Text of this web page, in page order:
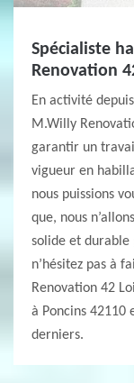
Spécialiste
Renovation
En activité
M.Willy
garantir un
vigueur en
nous puissions
que, nous
solide et durable
n’hésitez pas à
Renovation 42
à Poncins 42110
derniers.